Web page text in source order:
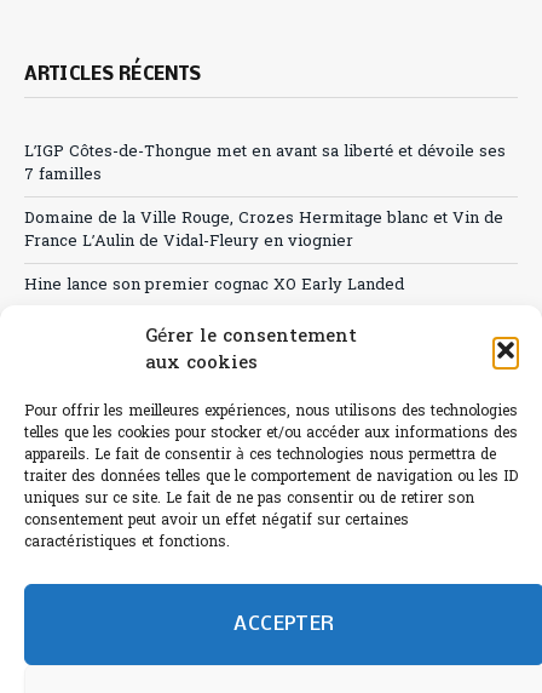
Gérer le consentement
aux cookies
Pour offrir les meilleures expériences, nous utilisons des technologies
telles que les cookies pour stocker et/ou accéder aux informations des
appareils. Le fait de consentir à ces technologies nous permettra de
traiter des données telles que le comportement de navigation ou les ID
uniques sur ce site. Le fait de ne pas consentir ou de retirer son
consentement peut avoir un effet négatif sur certaines
caractéristiques et fonctions.
ACCEPTER
ARTICLES RÉCENTS
L’IGP Côtes-de-Thongue met en avant sa liberté et dévoile ses
7 familles
Domaine de la Ville Rouge, Crozes Hermitage blanc et Vin de
France L’Aulin de Vidal-Fleury en viognier
Hine lance son premier cognac XO Early Landed
Canicule : A quand le CHR à « l’heure espagnole » ?
Sélection de rosés 2026
L'abus d'alcool est dangereux pour la santé.
humain et 0% IA de Paris Bistro Editions - SARL de Presse -
Informations légales etRGPD